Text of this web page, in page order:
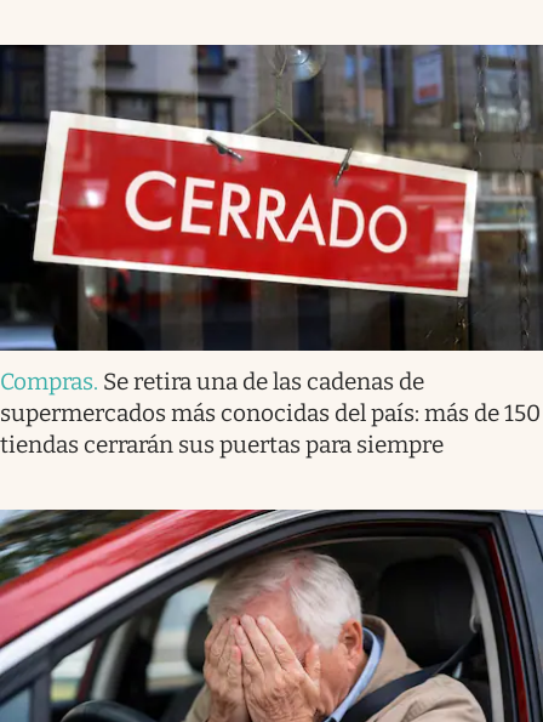
Compras. Se retira una de las cadenas de
supermercados más conocidas del país: más de 150
tiendas cerrarán sus puertas para siempre